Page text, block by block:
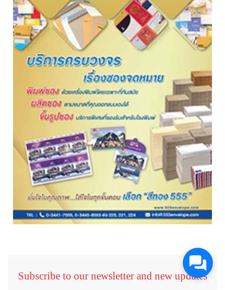
Subscribe to our newsletter and new updates